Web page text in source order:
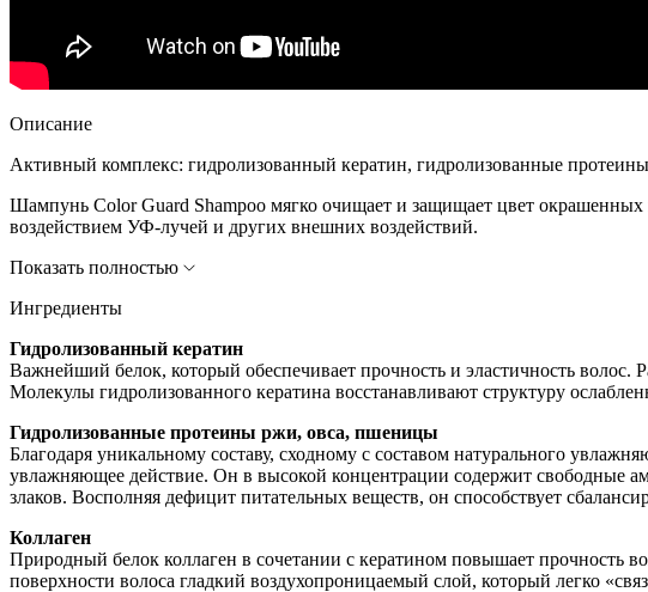
Описание
Активный комплекс: гидролизованный кератин, гидролизованные
Шампунь Color Guard Shampoo мягко очищает и защищает цвет
воздействием УФ-лучей и других внешних воздействий.
Показать полностью
Ингредиенты
Гидролизованный кератин
Важнейший белок, который обеспечивает прочность и эластичность
Молекулы гидролизованного кератина восстанавливают структуру
Гидролизованные протеины ржи, овса, пшеницы
Благодаря уникальному составу, сходному с составом натурального
увлажняющее действие. Он в высокой концентрации содержит свободные
злаков. Восполняя дефицит питательных веществ, он способствует
Коллаген
Природный белок коллаген в сочетании с кератином повышает прочность
поверхности волоса гладкий воздухопроницаемый слой, который легко